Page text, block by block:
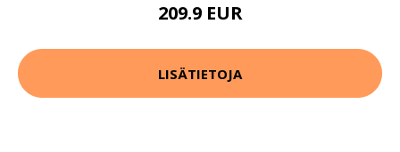
209.9 EUR
LISÄTIETOJA